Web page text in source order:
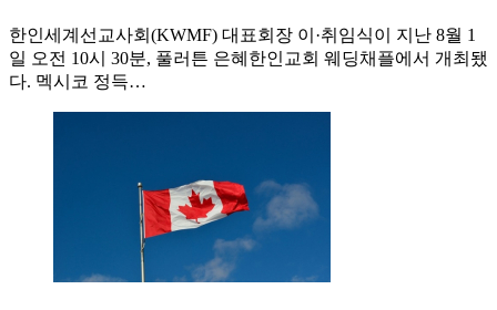
한인세계선교사회(KWMF) 대표회장 이·취임식이 지난 8월 1
일 오전 10시 30분, 풀러튼 은혜한인교회 웨딩채플에서 개최됐
다. 멕시코 정득…